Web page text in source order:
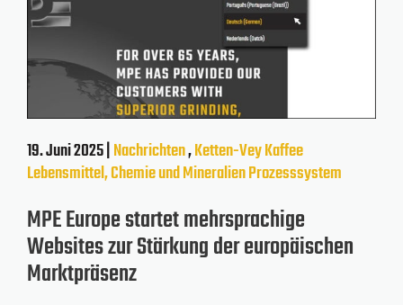
19. Juni 2025 |Nachrichten,Ketten-VeyKaffee
Lebensmittel, Chemie und MineralienProzesssystem
MPE Europe startet mehrsprachige
Websites zur Stärkung der europäischen
Marktpräsenz